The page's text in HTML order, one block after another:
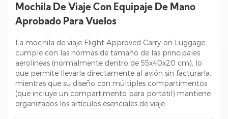
Mochila De Viaje Con Equipaje De Mano
Aprobado Para Vuelos
La mochila de viaje Flight Approved Carry-on Luggage
cumple con las normas de tamaño de las principales
aerolíneas (normalmente dentro de 55x40x20 cm), lo
que permite llevarla directamente al avión sin facturarla,
mientras que su diseño con múltiples compartimentos
(que incluye un compartimento para portátil) mantiene
organizados los artículos esenciales de viaje.